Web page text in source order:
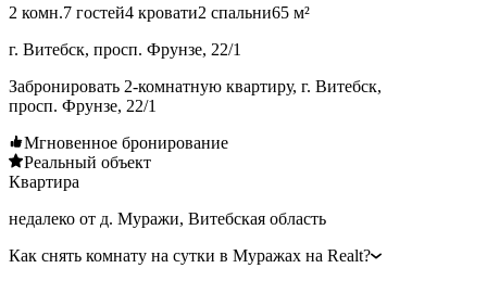
2 комн.7 гостей4 кровати2 спальни65 м²
г. Витебск, просп. Фрунзе, 22/1
Забронировать 2-комнатную квартиру, г. Витебск,
просп. Фрунзе, 22/1
Мгновенное бронирование
Реальный объект
Квартира
недалеко от д. Муражи, Витебская область
Как снять комнату на сутки в Муражах на Realt?